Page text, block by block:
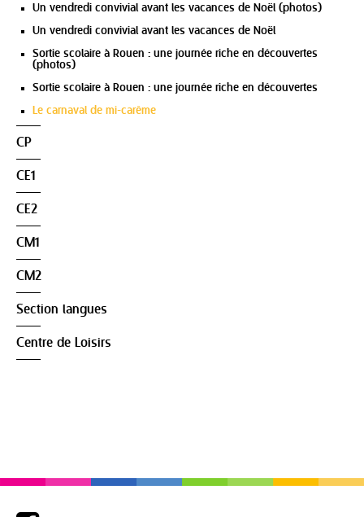
Un vendredi convivial avant les vacances de Noël (photos)
Un vendredi convivial avant les vacances de Noël
Sortie scolaire à Rouen : une journée riche en découvertes
(photos)
Sortie scolaire à Rouen : une journée riche en découvertes
Le carnaval de mi-carême
CP
CE1
CE2
CM1
CM2
Section langues
Centre de Loisirs